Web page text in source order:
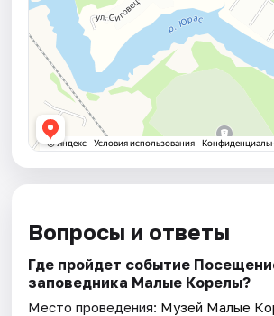
Вопросы и ответы
Где пройдет событие
заповедника Малые Корелы?
Место проведения: Музей Малые